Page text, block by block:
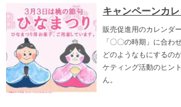
キャンペーンカ
販売促進用のカレンダ
「〇〇の時期」に合わ
どのようなもにするの
ケティング活動のヒン
ん。